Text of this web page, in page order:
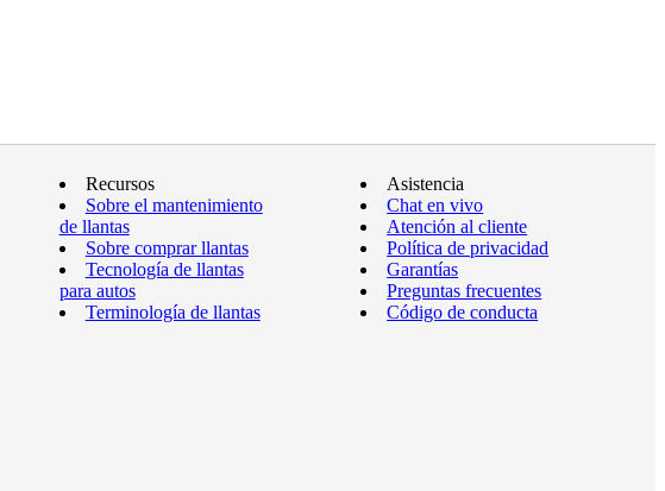
Recursos
Sobre el mantenimiento
de llantas
Sobre comprar llantas
Tecnología de llantas
para autos
Terminología de llantas
Asistencia
Chat en vivo
Atención al cliente
Política de privacidad
Garantías
Preguntas frecuentes
Código de conducta